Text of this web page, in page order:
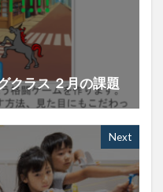
クラス ２月の課題
Next